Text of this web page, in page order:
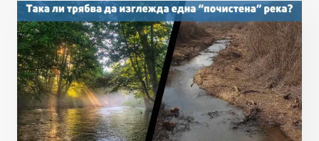
ЗА
ПЪРВА
ПРОЛЕТ